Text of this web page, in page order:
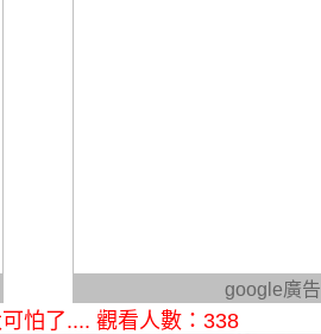
google廣告
怕了.... 觀看人數：338